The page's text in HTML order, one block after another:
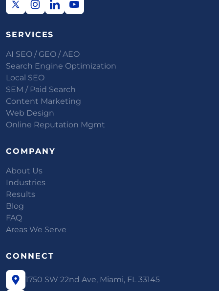
SERVICES
AI SEO / GEO / AEO
Search Engine Optimization
Local SEO
SEM / Paid Search
Content Marketing
Web Design
Online Reputation Mgmt
COMPANY
About Us
Industries
Results
Blog
FAQ
Areas We Serve
CONNECT
1750 SW 22nd Ave, Miami, FL 33145